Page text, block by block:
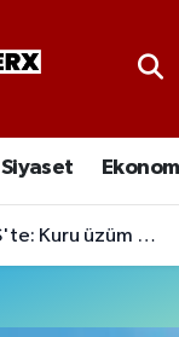
Siyaset
piyasayı belirleyecek